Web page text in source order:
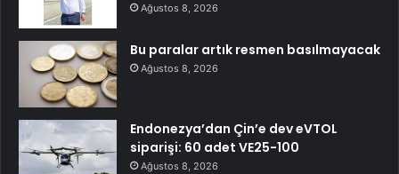
Ağustos 8, 2026
Bu paralar artık resmen basılmayacak
Ağustos 8, 2026
Endonezya’dan Çin’e dev eVTOL
siparişi: 60 adet VE25-100
Ağustos 8, 2026